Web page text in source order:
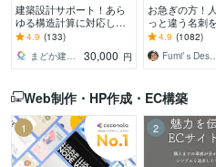
建築設計サポート！あら
ゆる構造計算に対応しま
す 構造設計・構造計算に
ください。
4.9 (133)
まどか建築設計
30,000 円
お急ぎの方！
っと違う名刺
ります あなた
ジナル名刺を
にデザイン作
4.9 (1082)
Fumi’
Web制作・HP作成・EC構築
1 2